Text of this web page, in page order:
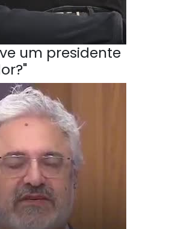
um presidente